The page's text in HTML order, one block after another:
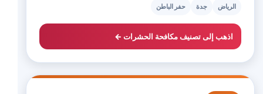
الرياض جدة حفر الباطن
اذهب إلى تصنيف مكافحة الحشرات ←